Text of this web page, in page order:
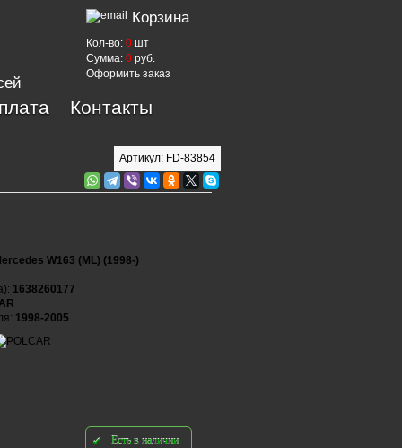
Корзина
Кол-во: 0 шт
Сумма: 0 руб.
Оформить заказ
Контакты
Артикул: FD-83854
W163 (ML) (1998-)
1638260177
1998-2005
Есть в наличии